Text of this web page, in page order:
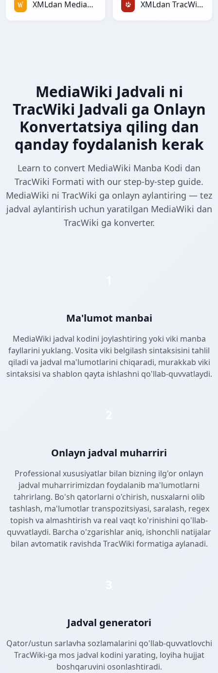
XMLdan MediaWikiga XMLdan TracWikiga
MediaWiki Jadvali ni
TracWiki Jadvali ga Onlayn
Konvertatsiya qiling dan
qanday foydalanish kerak
Learn to convert MediaWiki Manba Kodi dan
TracWiki Formati with our step-by-step guide.
MediaWiki ni TracWiki ga onlayn aylantiring — tez
jadval aylantirish uchun yaratilgan MediaWiki dan
TracWiki ga konverter.
Ma'lumot manbai
MediaWiki jadval kodini joylashtiring yoki viki manba
fayllarini yuklang. Vosita viki belgilash sintaksisini tahlil
qiladi va jadval ma'lumotlarini chiqaradi, murakkab viki
sintaksisi va shablon qayta ishlashni qo'llab-quvvatlaydi.
Onlayn jadval muharriri
Professional xususiyatlar bilan bizning ilg'or onlayn
jadval muharririmizdan foydalanib ma'lumotlarni
tahrirlang. Bo'sh qatorlarni o'chirish, nusxalarni olib
tashlash, ma'lumotlar transpozitsiyasi, saralash, regex
topish va almashtirish va real vaqt ko'rinishini qo'llab-
quvvatlaydi. Barcha o'zgarishlar aniq, ishonchli natijalar
bilan avtomatik ravishda TracWiki formatiga aylanadi.
Jadval generatori
Qator/ustun sarlavha sozlamalarini qo'llab-quvvatlovchi
TracWiki-ga mos jadval kodini yarating, loyiha hujjat
boshqaruvini osonlashtiradi.